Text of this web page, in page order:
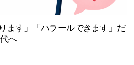
ます」「ハラールできます」だ
へ